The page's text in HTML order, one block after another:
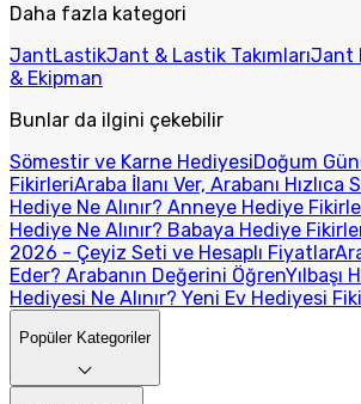
Daha fazla kategori
JantLastikJant & Lastik TakımlarıJant
& Ekipman
Bunlar da ilgini çekebilir
Sömestir ve Karne HediyesiDoğum
FikirleriAraba İlanı Ver, Arabanı Hızlıca
Hediye Ne Alınır? Anneye Hediye
Hediye Ne Alınır? Babaya Hediye
2026 - Çeyiz Seti ve Hesaplı Fiyatlar
Eder? Arabanın Değerini ÖğrenYılbaşı
Hediyesi Ne Alınır? Yeni Ev Hediyesi
Popüler Kategoriler